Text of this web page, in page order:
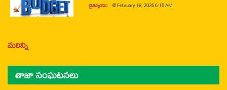
చైతన్యరధం @February 18, 2026 6:15 AM
మరిన్ని
తాజా సంఘటనలు